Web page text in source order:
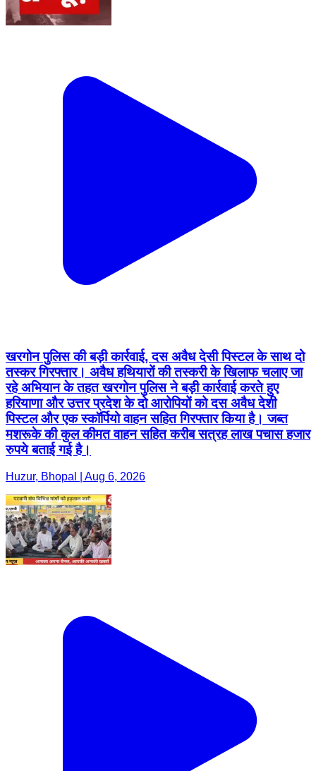
खरगोन पुलिस की बड़ी कार्रवाई, दस अवैध देसी पिस्टल के साथ दो
तस्कर गिरफ्तार। अवैध हथियारों की तस्करी के खिलाफ चलाए जा
रहे अभियान के तहत खरगोन पुलिस ने बड़ी कार्रवाई करते हुए
हरियाणा और उत्तर प्रदेश के दो आरोपियों को दस अवैध देशी
पिस्टल और एक स्कॉर्पियो वाहन सहित गिरफ्तार किया है। जब्त
मशरूके की कुल कीमत वाहन सहित करीब सत्रह लाख पचास हजार
रुपये बताई गई है।
Huzur, Bhopal | Aug 6, 2026